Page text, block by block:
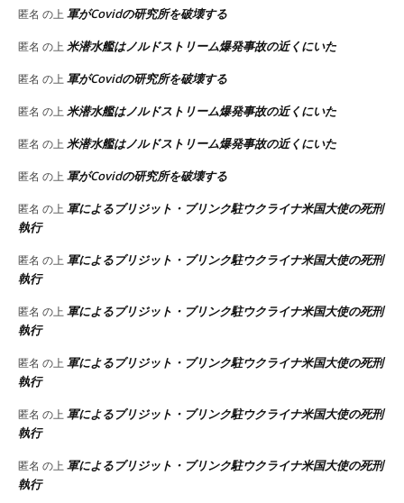
匿名 の上 軍がCovidの研究所を破壊する
匿名 の上 米潜水艦はノルドストリーム爆発事故の近くにいた
匿名 の上 軍がCovidの研究所を破壊する
匿名 の上 米潜水艦はノルドストリーム爆発事故の近くにいた
匿名 の上 米潜水艦はノルドストリーム爆発事故の近くにいた
匿名 の上 軍がCovidの研究所を破壊する
匿名 の上 軍によるブリジット・ブリンク駐ウクライナ米国大使の死刑
執行
匿名 の上 軍によるブリジット・ブリンク駐ウクライナ米国大使の死刑
執行
匿名 の上 軍によるブリジット・ブリンク駐ウクライナ米国大使の死刑
執行
匿名 の上 軍によるブリジット・ブリンク駐ウクライナ米国大使の死刑
執行
匿名 の上 軍によるブリジット・ブリンク駐ウクライナ米国大使の死刑
執行
匿名 の上 軍によるブリジット・ブリンク駐ウクライナ米国大使の死刑
執行